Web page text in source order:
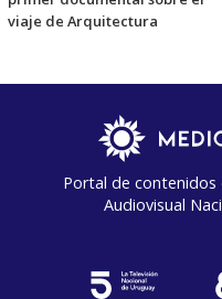
viaje de Arquitectura
Portal de contenidos
Audiovisual